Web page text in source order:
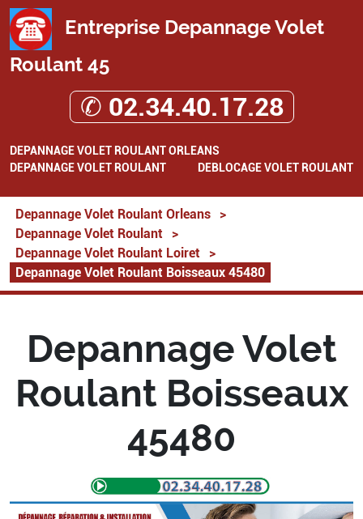
Entreprise Depannage Volet
Roulant 45
✆ 02.34.40.17.28
DEPANNAGE VOLET ROULANT ORLEANS
DEPANNAGE VOLET ROULANT
DEBLOCAGE VOLET ROULANT
Depannage Volet Roulant Orleans
>
Depannage Volet Roulant
>
Depannage Volet Roulant Loiret
>
Depannage Volet Roulant Boisseaux 45480
Depannage Volet
Roulant Boisseaux
45480